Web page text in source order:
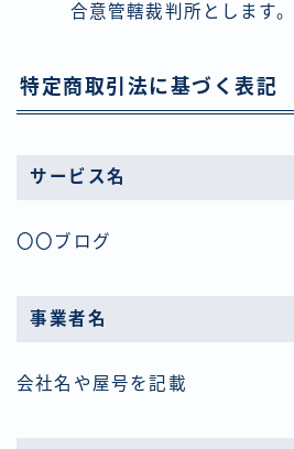
合意管轄裁判所とします。
特定商取引法に基づく表記
サービス名
〇〇ブログ
事業者名
会社名や屋号を記載